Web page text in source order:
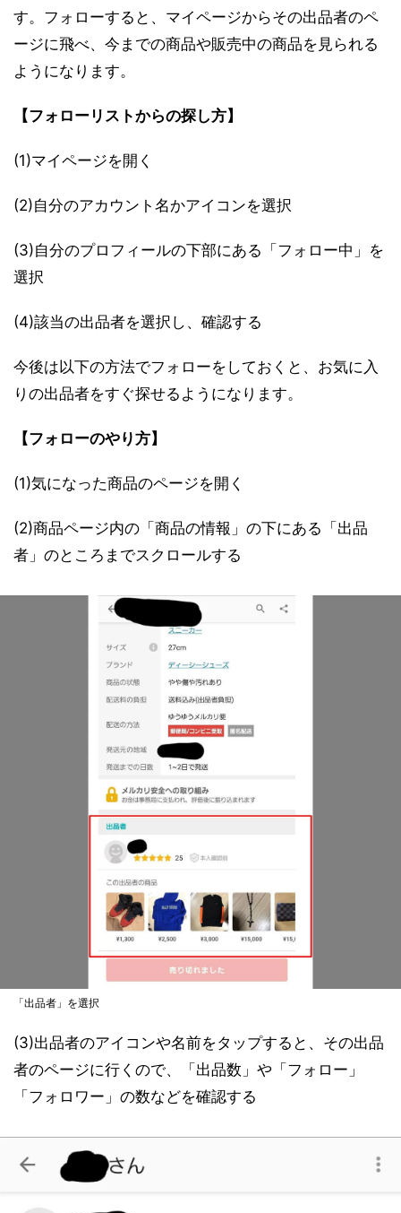
す。フォローすると、マイページからその出品者のペ
ージに飛べ、今までの商品や販売中の商品を見られる
ようになります。
【フォローリストからの探し方】
(1)マイページを開く
(2)自分のアカウント名かアイコンを選択
(3)自分のプロフィールの下部にある「フォロー中」を
選択
(4)該当の出品者を選択し、確認する
今後は以下の方法でフォローをしておくと、お気に入
りの出品者をすぐ探せるようになります。
【フォローのやり方】
(1)気になった商品のページを開く
(2)商品ページ内の「商品の情報」の下にある「出品
者」のところまでスクロールする
「出品者」を選択
(3)出品者のアイコンや名前をタップすると、その出品
者のページに行くので、「出品数」や「フォロー」
「フォロワー」の数などを確認する